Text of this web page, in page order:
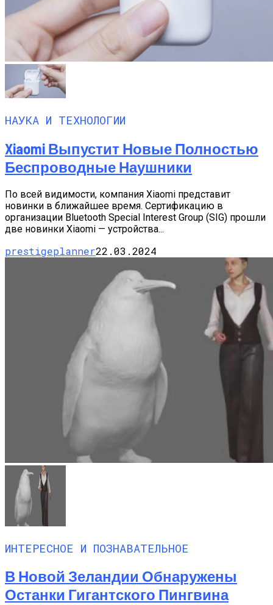
НАУКА И ТЕХНОЛОГИИ
Xiaomi Выпустит Новые Полностью
Беспроводные Наушники
По всей видимости, компания Xiaomi представит
новинки в ближайшее время. Сертификацию в
организации Bluetooth Special Interest Group (SIG) прошли
две новинки Xiaomi — устройства...
prestigeplanner22.03.2024
ИНТЕРЕСНОЕ И ПОЗНАВАТЕЛЬНОЕ
В Новой Зеландии Обнаружены
Останки Гигантского Пингвина